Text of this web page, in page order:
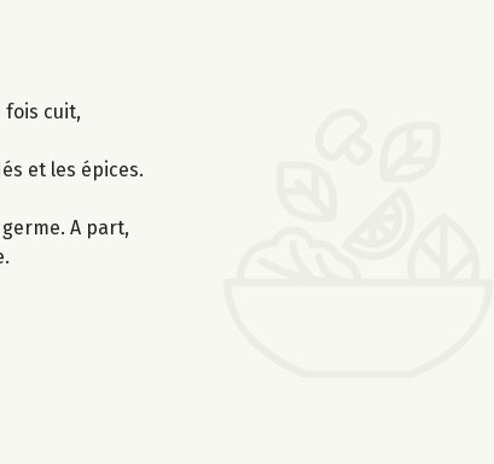
fois cuit,
et les épices.
A part,